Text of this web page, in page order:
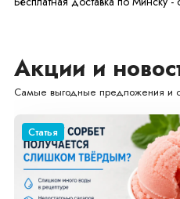
Акции и
Самые выгодные предложения и
Cтатья